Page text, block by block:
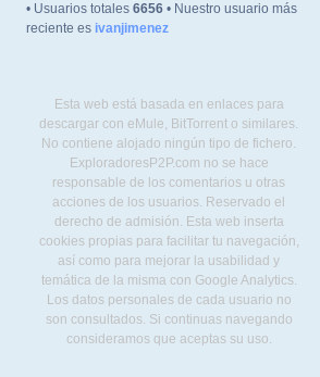
• Usuarios totales 6656 • Nuestro usuario más
reciente es ivanjimenez
Esta web está basada en enlaces para
descargar con eMule, BitTorrent o similares.
No contiene alojado ningún tipo de fichero.
ExploradoresP2P.com no se hace
responsable de los comentarios u otras
acciones de los usuarios. Reservado el
derecho de admisión. Esta web inserta
cookies propias para facilitar tu navegación,
así como para mejorar la usabilidad y
temática de la misma con Google Analytics.
Los datos personales de cada usuario no
son consultados. Si continuas navegando
consideramos que aceptas su uso.